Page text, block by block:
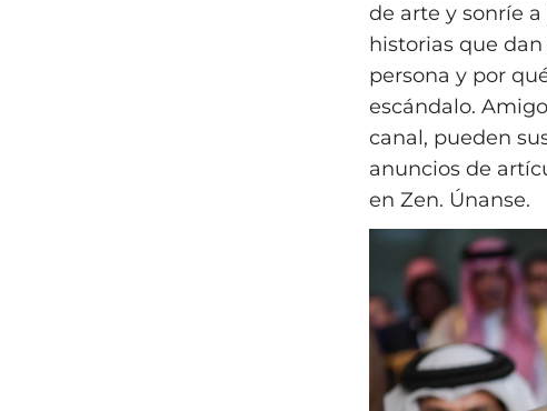
de arte y sonríe
historias que
persona y por
escándalo.
canal, pueden
anuncios de
en Zen. Únanse.